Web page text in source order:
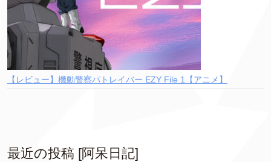
【レビュー】機動警察パトレイバー EZY File 1【アニメ】
最近の投稿 [阿呆日記]